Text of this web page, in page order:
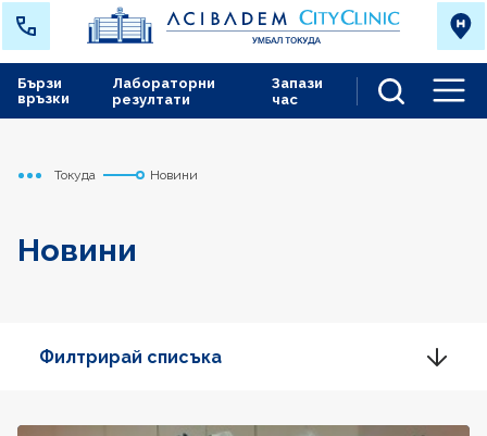
Лабораторни
резултати
Запази
час
Бързи
връзки
Начало
Токуда Новини
Новини
Филтрирай списъка